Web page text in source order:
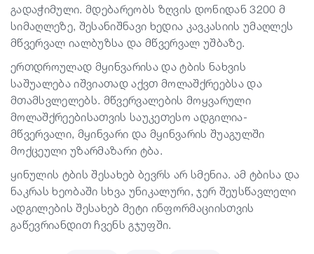
საქართველო
გადაჭიმული. მდებარეობს ზღვის დონიდან 3200 მ
სიმაღლეზე, შესანიშნავი ხედია კავკასიის უმაღლეს
მწვერვალ იალბუზსა და მწვერვალ უშბაზე.
ერთდროულად მყინვარისა და ტბის ნახვის
საშუალება იშვიათად აქვთ მოლაშქრეებსა და
მთამსვლელებს. მწვერვალების მოყვარული
მოლაშქრეებისათვის საუკეთესო ადგილია-
მწვერვალი, მყინვარი და მყინვარის შუაგულში
მოქცეული უზარმაზარი ტბა.
ყინულის ტბის შესახებ ბევრს არ სმენია. ამ ტბისა და
ნაკრას ხეობაში სხვა უნიკალური, ჯერ შეუსწავლელი
ადგილების შესახებ მეტი ინფორმაციისთვის
გაწევრიანდით ჩვენს გჯუფში.